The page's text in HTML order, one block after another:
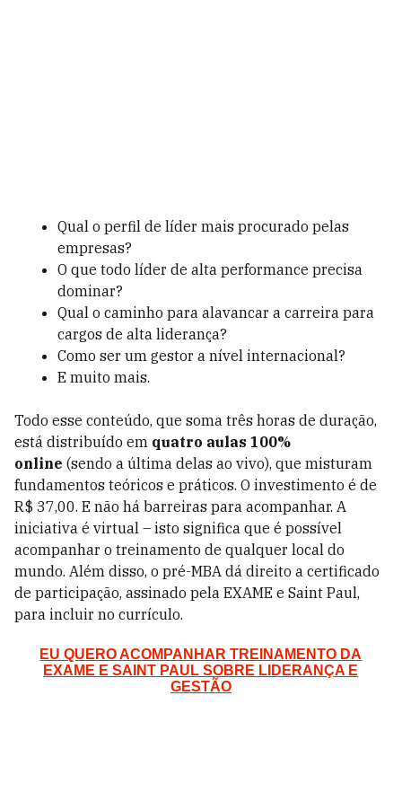
Qual o perfil de líder mais procurado pelas
empresas?
O que todo líder de alta performance precisa
dominar?
Qual o caminho para alavancar a carreira para
cargos de alta liderança?
Como ser um gestor a nível internacional?
E muito mais.
Todo esse conteúdo, que soma três horas de duração,
está distribuído em quatro aulas 100%
online (sendo a última delas ao vivo), que misturam
fundamentos teóricos e práticos. O investimento é de
R$ 37,00. E não há barreiras para acompanhar. A
iniciativa é virtual – isto significa que é possível
acompanhar o treinamento de qualquer local do
mundo. Além disso, o pré-MBA dá direito a certificado
de participação, assinado pela EXAME e Saint Paul,
para incluir no currículo.
EU QUERO ACOMPANHAR TREINAMENTO DA
EXAME E SAINT PAUL SOBRE LIDERANÇA E
GESTÃO